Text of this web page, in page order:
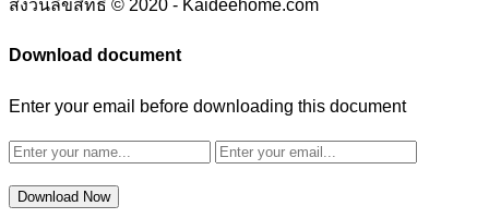
สงวนลิขสิทธิ์ © 2020 - Kaideehome.com
Download document
Enter your email before downloading this document
Download Now